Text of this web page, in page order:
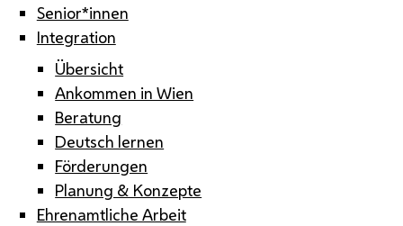
Senior*innen
Integration
Übersicht
Ankommen in Wien
Beratung
Deutsch lernen
Förderungen
Planung & Konzepte
Ehrenamtliche Arbeit